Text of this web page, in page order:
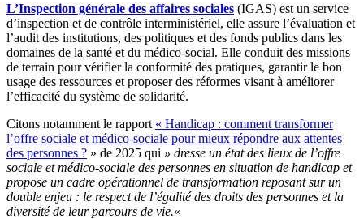
L’Inspection générale des affaires sociales (IGAS) est un service
d’inspection et de contrôle interministériel, elle assure l’évaluation et
l’audit des institutions, des politiques et des fonds publics dans les
domaines de la santé et du médico-social. Elle conduit des missions
de terrain pour vérifier la conformité des pratiques, garantir le bon
usage des ressources et proposer des réformes visant à améliorer
l’efficacité du système de solidarité.
Citons notamment le rapport « Handicap : comment transformer
l’offre sociale et médico-sociale pour mieux répondre aux attentes
des personnes ? » de 2025 qui » dresse un état des lieux de l’offre
sociale et médico-sociale des personnes en situation de handicap et
propose un cadre opérationnel de transformation reposant sur un
double enjeu : le respect de l’égalité des droits des personnes et la
diversité de leur parcours de vie.«